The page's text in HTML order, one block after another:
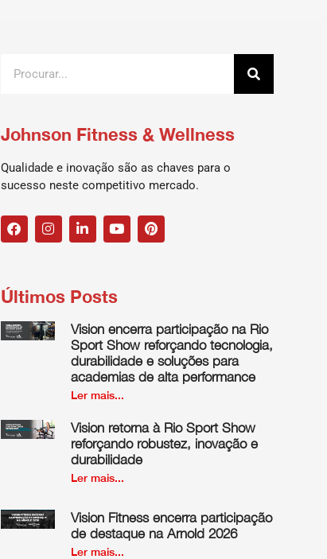
Johnson Fitness & Wellness
Qualidade e inovação são as chaves para o
sucesso neste competitivo mercado.
Últimos Posts
Vision encerra participação na Rio
Sport Show reforçando tecnologia,
durabilidade e soluções para
academias de alta performance
Ler mais...
Vision retorna à Rio Sport Show
reforçando robustez, inovação e
durabilidade
Ler mais...
Vision Fitness encerra participação
de destaque na Arnold 2026
Ler mais...